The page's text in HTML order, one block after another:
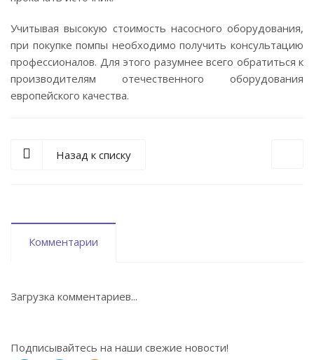
Учитывая высокую стоимость насосного оборудования,
при покупке помпы необходимо получить консультацию
профессионалов. Для этого разумнее всего обратиться к
производителям отечественного оборудования
европейского качества.
Назад к списку
Комментарии
Загрузка комментариев...
Подписывайтесь на наши свежие новости!